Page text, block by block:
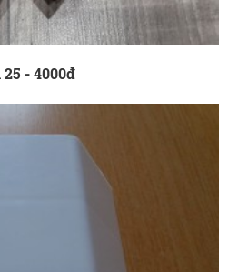
- 4000đ